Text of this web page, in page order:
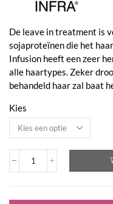
De leave in treatment is
sojaproteïnen die het
Infusion heeft een zeer
alle haartypes. Zeker
behandeld haar zal baat
Kies
Silk
Reconstructing